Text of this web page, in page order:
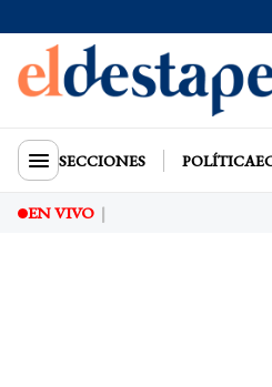
SECCIONES POLÍTICA
EN VIVO